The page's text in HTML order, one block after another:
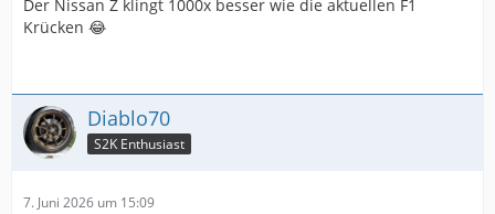
Der Nissan Z klingt 1000x besser wie die aktuellen F1
Krücken 😂
Diablo70
S2K Enthusiast
7. Juni 2026 um 15:09